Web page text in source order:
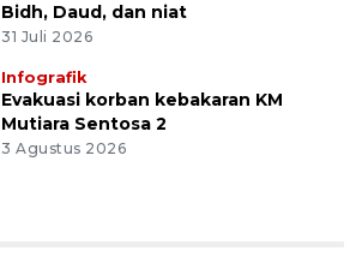
Bidh, Daud, dan niat
31 Juli 2026
Infografik
Evakuasi korban kebakaran KM
Mutiara Sentosa 2
3 Agustus 2026